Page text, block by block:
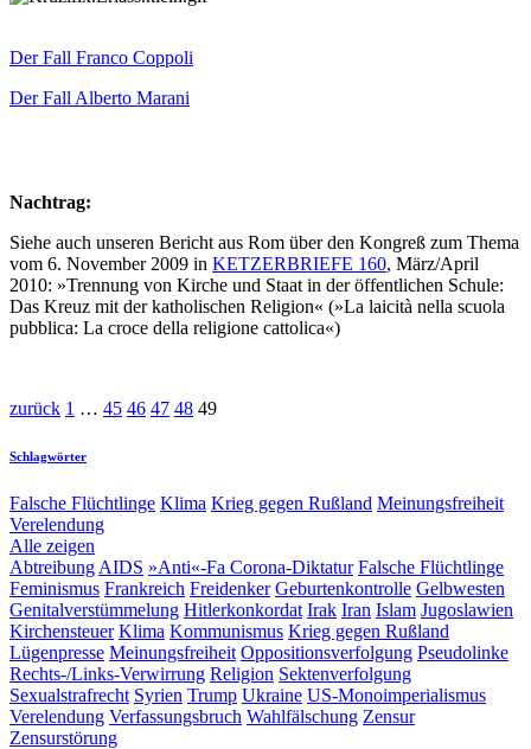
Der Fall Franco Coppoli
Der Fall Alberto Marani
Nachtrag:
Siehe auch unseren Bericht aus Rom über den Kongreß zum Thema
vom 6. November 2009 in KETZERBRIEFE 160, März/April
2010: »Trennung von Kirche und Staat in der öffentlichen Schule:
Das Kreuz mit der katholischen Religion« (»La laicità nella scuola
pubblica: La croce della religione cattolica«)
zurück 1 … 45 46 47 48 49
Schlagwörter
Falsche Flüchtlinge Klima Krieg gegen Rußland Meinungsfreiheit
Verelendung
Alle zeigen
Abtreibung AIDS »Anti«-Fa Corona-Diktatur Falsche Flüchtlinge
Feminismus Frankreich Freidenker Geburtenkontrolle Gelbwesten
Genitalverstümmelung Hitlerkonkordat Irak Iran Islam Jugoslawien
Kirchensteuer Klima Kommunismus Krieg gegen Rußland
Lügenpresse Meinungsfreiheit Oppositionsverfolgung Pseudolinke
Rechts-/Links-Verwirrung Religion Sektenverfolgung
Sexualstrafrecht Syrien Trump Ukraine US-Monoimperialismus
Verelendung Verfassungsbruch Wahlfälschung Zensur
Zensurstörung